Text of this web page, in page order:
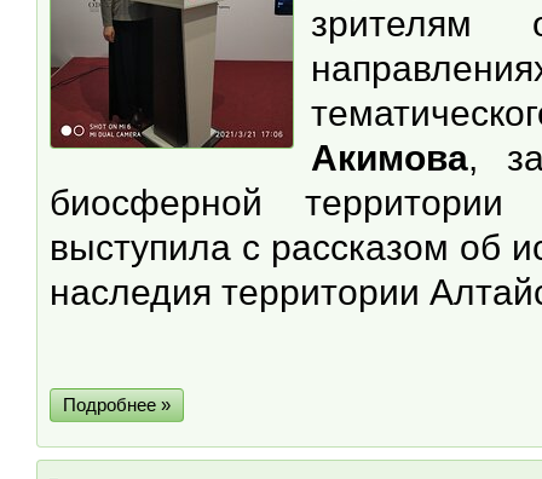
зрителям
Акимова,
биосферной
выступила с рассказом об
наследия территории
Подробнее »